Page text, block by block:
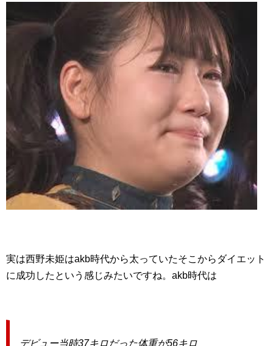
実は西野未姫はakb時代から太っていたそこからダイエット
に成功したという感じみたいですね。akb時代は
デビュー当時37キロだった体重が56キロ